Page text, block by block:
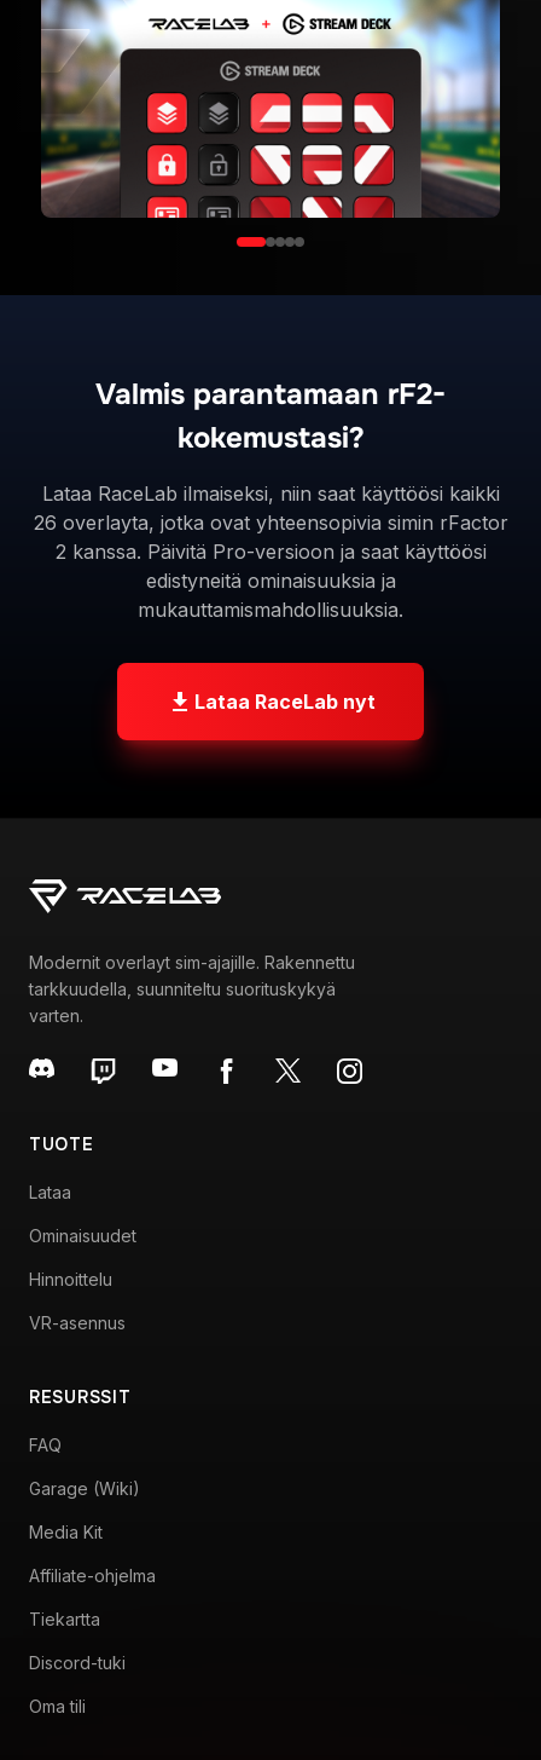
Valmis parantamaan rF2-
kokemustasi?
Lataa RaceLab ilmaiseksi, niin saat käyttöösi kaikki
26 overlayta, jotka ovat yhteensopivia simin rFactor
2 kanssa. Päivitä Pro-versioon ja saat käyttöösi
edistyneitä ominaisuuksia ja
mukauttamismahdollisuuksia.
Lataa RaceLab nyt
Modernit overlayt sim-ajajille. Rakennettu
tarkkuudella, suunniteltu suorituskykyä
varten.
TUOTE
Lataa
Ominaisuudet
Hinnoittelu
VR-asennus
RESURSSIT
FAQ
Garage (Wiki)
Media Kit
Affiliate-ohjelma
Tiekartta
Discord-tuki
Oma tili